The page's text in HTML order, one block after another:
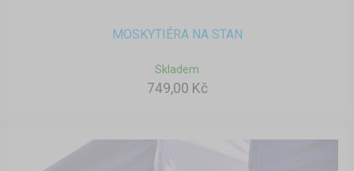
MOSKYTIÉRA NA STAN
Skladem
749,00 Kč